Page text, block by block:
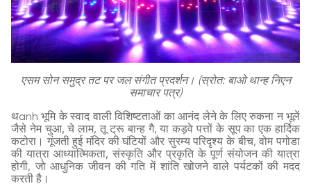
एसम सोन समुद्र तट पर जल संगीत प्रदर्शन। (स्रोत: बाओ थान्ह निएन
समाचार पत्र)
थanh भूमि के स्वाद वाली विशिष्टताओं का आनंद लेने के लिए रुकना न भूलें
जैसे नेम चुआ, चे लाम, तू ट्रू बान्ह गै, या कड़वे पत्तों के सूप का एक हार्दिक
कटोरा। गूंजती हुई मंदिर की घंटियों और सुरम्य परिदृश्य के बीच, वोम पगोडा
की यात्रा आध्यात्मिकता, संस्कृति और प्रकृति के पूर्ण संयोजन की यात्रा
होगी, जो आधुनिक जीवन की गति में शांति खोजने वाले पर्यटकों की मदद
करती है।